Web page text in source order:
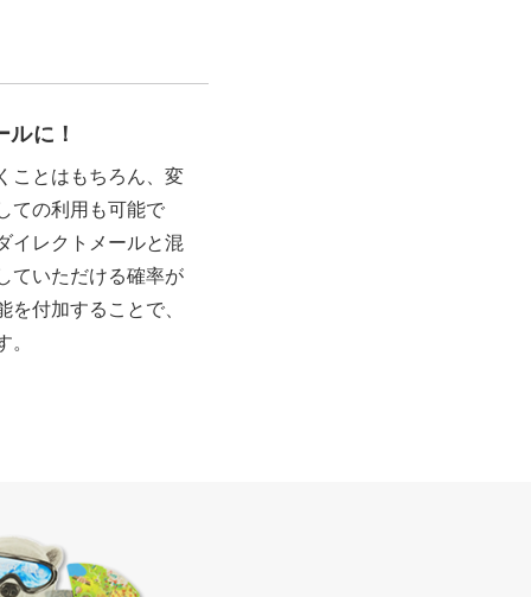
に！
ことはもちろん、変
ての利用も可能で
イレクトメールと混
ていただける確率が
を付加することで、
。